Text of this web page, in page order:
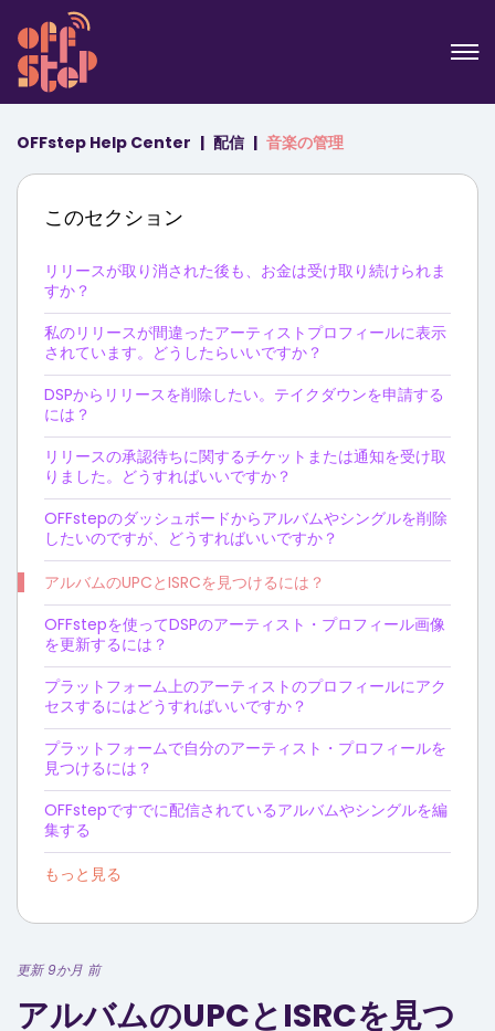
OFFstep Help Center 配信 音楽の管理
このセクション
リリースが取り消された後も、お金は受け取り続けられま
すか？
私のリリースが間違ったアーティストプロフィールに表示
されています。どうしたらいいですか？
DSPからリリースを削除したい。テイクダウンを申請する
には？
リリースの承認待ちに関するチケットまたは通知を受け取
りました。どうすればいいですか？
OFFstepのダッシュボードからアルバムやシングルを削除
したいのですが、どうすればいいですか？
アルバムのUPCとISRCを見つけるには？
OFFstepを使ってDSPのアーティスト・プロフィール画像
を更新するには？
プラットフォーム上のアーティストのプロフィールにアク
セスするにはどうすればいいですか？
プラットフォームで自分のアーティスト・プロフィールを
見つけるには？
OFFstepですでに配信されているアルバムやシングルを編
集する
もっと見る
更新 9か月 前
アルバムのUPCとISRCを見つ